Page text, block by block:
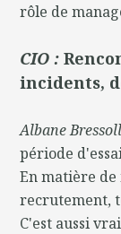
rôle de
CIO :
incidents,
Albane
période
En matière de
recrutement,
C'est aussi